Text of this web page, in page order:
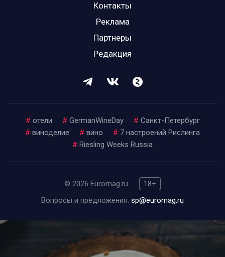
Контакты
Реклама
Партнеры
Редакция
# отели # GermanWineDay # Санкт-Петербург
# виноделие # вино # 7 настроений Рислинга
# Riesling Weeks Russia
© 2026 Euromag.ru
18+
Вопросы и предложения: sp@euromag.ru